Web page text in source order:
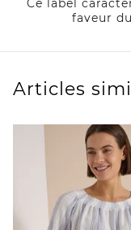
Ce label
faveur
Articles